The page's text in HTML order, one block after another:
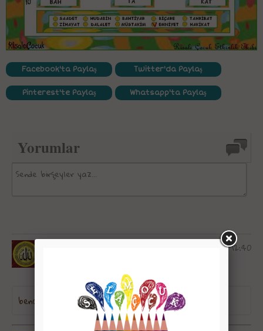
Facebook'ta Paylaş Twitter'da Paylaş
Pinterest'te Paylaş Whatsapp'ta Paylaş
Yorumlar
24 Haziran 2017, Cumartesi - 12:40
bence güzel bir oyun